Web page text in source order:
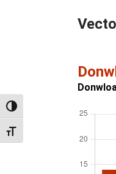
Alternar alto contraste
Alternar tamanho da fonte